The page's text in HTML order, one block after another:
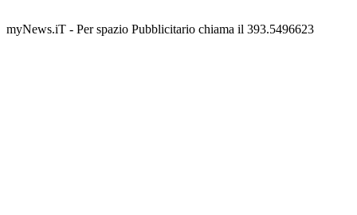
myNews.iT - Per spazio Pubblicitario chiama il 393.5496623